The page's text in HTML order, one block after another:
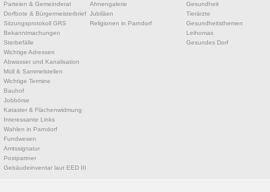
Parteien & Gemeinderat
Dorfbote & Bürgermeisterbrief
Sitzungsprotokoll GRS
Bekanntmachungen
Sterbefälle
Wichtige Adressen
Abwasser und Kanalisation
Müll & Sammelstellen
Wichtige Termine
Bauhof
Jobbörse
Kataster & Flächenwidmung
Interessante Links
Wahlen in Parndorf
Fundwesen
Amtssignatur
Postpartner
Gebäudeinventar laut EED III
Ahnengalerie
Jubiläen
Religionen in Parndorf
Gesundheit
Tierärzte
Gesundheitsthemen
Leihomas
Gesundes Dorf